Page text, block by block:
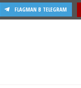
FLAGMAN В TELEGRAM